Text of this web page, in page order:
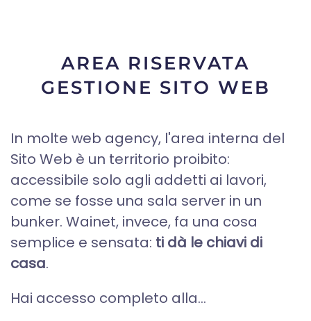
AREA RISERVATA
GESTIONE SITO WEB
In molte web agency, l'area interna del
Sito Web è un territorio proibito:
accessibile solo agli addetti ai lavori,
come se fosse una sala server in un
bunker. Wainet, invece, fa una cosa
semplice e sensata: ti dà le chiavi di
casa.
Hai accesso completo alla...